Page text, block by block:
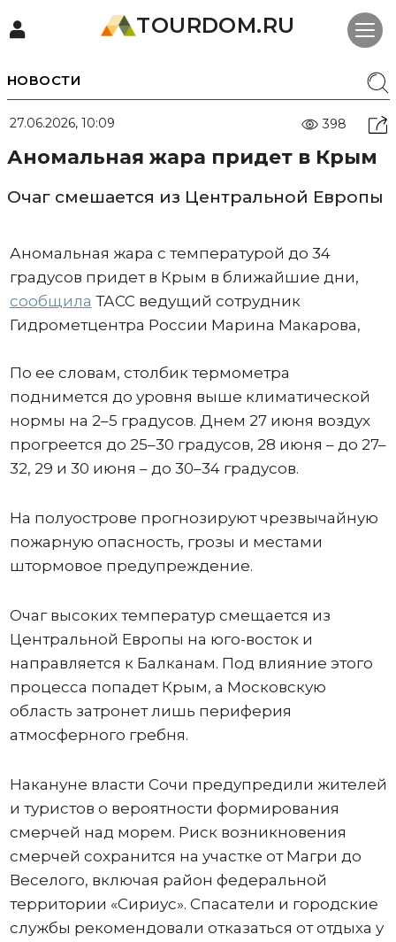
TOURDOM.RU
НОВОСТИ
27.06.2026, 10:09 398
Аномальная жара придет в Крым
Очаг смешается из Центральной Европы
Аномальная жара с температурой до 34
градусов придет в Крым в ближайшие дни,
сообщила ТАСС ведущий сотрудник
Гидрометцентра России Марина Макарова,
По ее словам, столбик термометра
поднимется до уровня выше климатической
нормы на 2–5 градусов. Днем 27 июня воздух
прогреется до 25–30 градусов, 28 июня – до 27–
32, 29 и 30 июня – до 30–34 градусов.
На полуострове прогнозируют чрезвычайную
пожарную опасность, грозы и местами
штормовое предупреждение.
Очаг высоких температур смещается из
Центральной Европы на юго-восток и
направляется к Балканам. Под влияние этого
процесса попадет Крым, а Московскую
область затронет лишь периферия
атмосферного гребня.
Накануне власти Сочи предупредили жителей
и туристов о вероятности формирования
смерчей над морем. Риск возникновения
смерчей сохранится на участке от Магри до
Веселого, включая район федеральной
территории «Сириус». Спасатели и городские
службы рекомендовали отказаться от отдыха у